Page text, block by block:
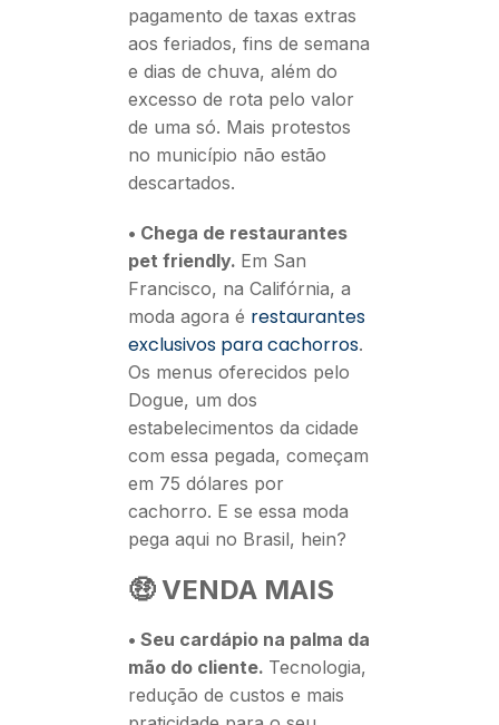
pagamento de taxas extras
aos feriados, fins de semana
e dias de chuva, além do
excesso de rota pelo valor
de uma só. Mais protestos
no município não estão
descartados.
• Chega de restaurantes
pet friendly. Em San
Francisco, na Califórnia, a
moda agora é restaurantes
exclusivos para cachorros.
Os menus oferecidos pelo
Dogue, um dos
estabelecimentos da cidade
com essa pegada, começam
em 75 dólares por
cachorro. E se essa moda
pega aqui no Brasil, hein?
🤑 VENDA MAIS
• Seu cardápio na palma da
mão do cliente. Tecnologia,
redução de custos e mais